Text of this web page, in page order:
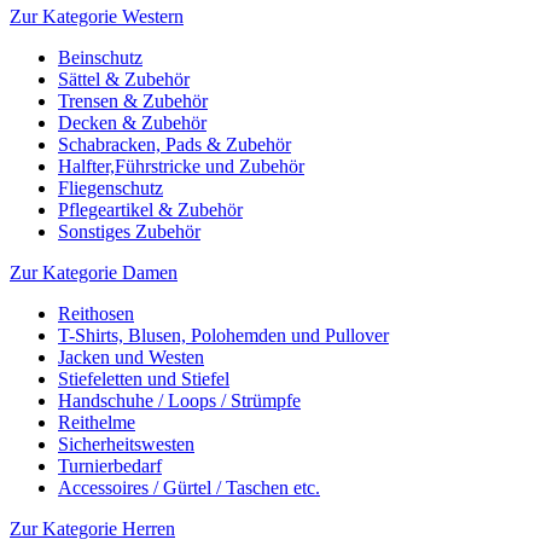
Zur Kategorie Western
Beinschutz
Sättel & Zubehör
Trensen & Zubehör
Decken & Zubehör
Schabracken, Pads & Zubehör
Halfter,Führstricke und Zubehör
Fliegenschutz
Pflegeartikel & Zubehör
Sonstiges Zubehör
Zur Kategorie Damen
Reithosen
T-Shirts, Blusen, Polohemden und Pullover
Jacken und Westen
Stiefeletten und Stiefel
Handschuhe / Loops / Strümpfe
Reithelme
Sicherheitswesten
Turnierbedarf
Accessoires / Gürtel / Taschen etc.
Zur Kategorie Herren